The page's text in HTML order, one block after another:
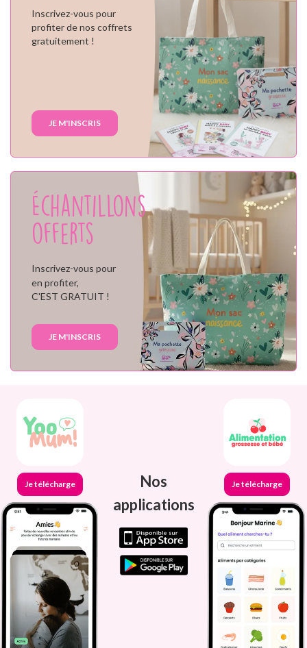
Inscrivez-vous pour
profiter de nos coffrets
gratuitement !
JE M'INSCRIS
Échantillons
offerts
Inscrivez-vous pour
en profiter,
C'EST GRATUIT !
JE M'INSCRIS
Je télécharge
Nos
applications
Je télécharge